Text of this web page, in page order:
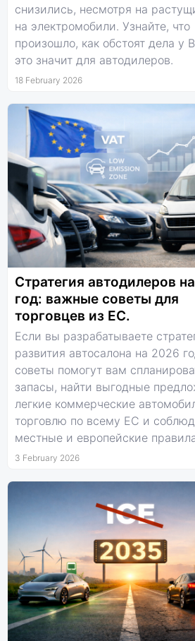
снизились, несмотря на
на электромобили. Узнайте, что
произошло, как обстоят дела у
это значит для автодилеров.
18 February 2026
Стратегия автодилеров
год: важные советы для
торговцев из ЕС.
Если вы разрабатываете
развития автосалона на 2026
советы помогут вам
запасы, найти выгодные
легкие коммерческие
торговлю по всему ЕС и
местные и европейские
3 February 2026